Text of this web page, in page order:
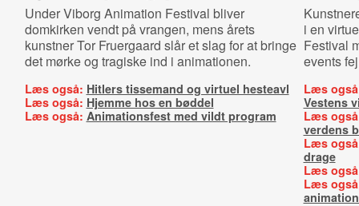
Under Viborg Animation Festival bliver
domkirken vendt på vrangen, mens årets
kunstner Tor Fruergaard slår et slag for at bringe
det mørke og tragiske ind i animationen.
Læs også: Hitlers tissemand og virtuel hesteavl
Læs også: Hjemme hos en bøddel
Læs også: Animationsfest med vildt program
i en
Festival
events
Læs
Vestens
Læs
verdens
Læs
drage
Læs
Læs